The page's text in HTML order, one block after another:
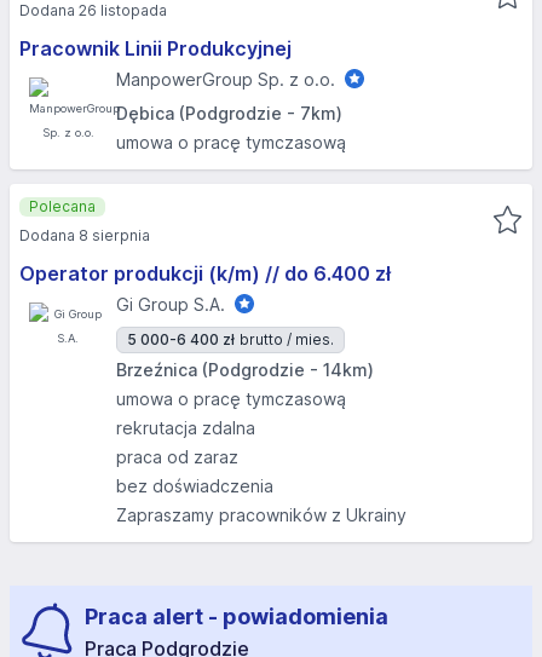
Pracownik Linii Produkcyjnej
ManpowerGroup Sp. z o.o.
Dębica (Podgrodzie - 7km)
umowa o pracę tymczasową
Dodana 26 listopada
Operator produkcji (k/m) // do 6.400 zł
Gi Group S.A.
5 000-6 400 zł brutto / mies.
Brzeźnica (Podgrodzie - 14km)
umowa o pracę tymczasową
rekrutacja zdalna
praca od zaraz
bez doświadczenia
Zapraszamy pracowników z Ukrainy
Polecana
Dodana 8 sierpnia
Praca alert - powiadomienia
Praca Podgrodzie